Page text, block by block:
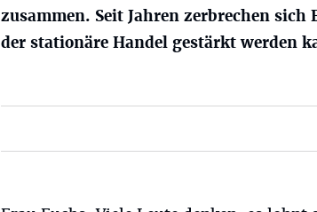
zusammen. Seit Jahren zerbrechen sich
der stationäre Handel gestärkt werden